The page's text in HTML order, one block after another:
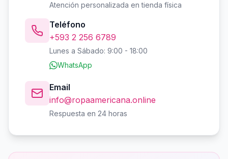
Atención personalizada en tienda física
Teléfono
+593 2 256 6789
Lunes a Sábado: 9:00 - 18:00
WhatsApp
Email
info@ropaamericana.online
Respuesta en 24 horas